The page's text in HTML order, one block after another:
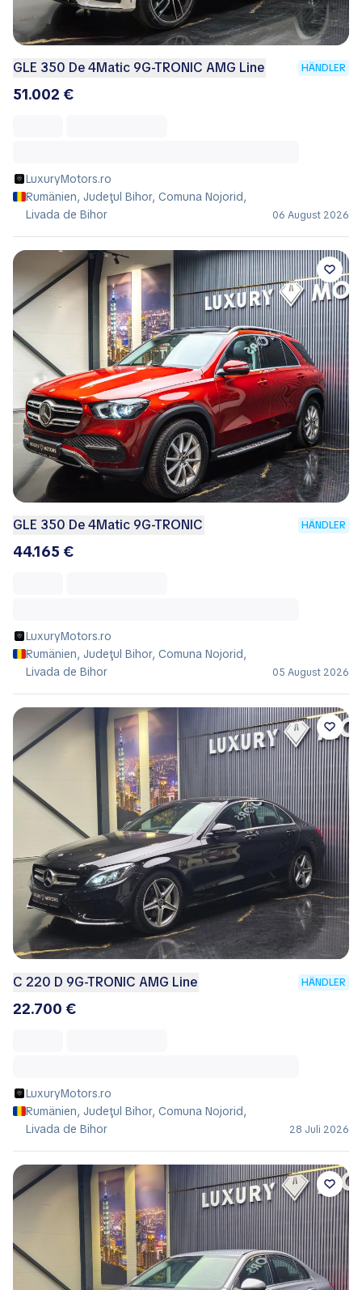
GLE 350 De 4Matic 9G-TRONIC AMG Line HÄNDLER
51.002 €
LuxuryMotors.ro
Rumänien, Judeţul Bihor, Comuna Nojorid,
Livada de Bihor
06 August 2026
GLE 350 De 4Matic 9G-TRONIC HÄNDLER
44.165 €
LuxuryMotors.ro
Rumänien, Judeţul Bihor, Comuna Nojorid,
Livada de Bihor
05 August 2026
C 220 D 9G-TRONIC AMG Line HÄNDLER
22.700 €
LuxuryMotors.ro
Rumänien, Judeţul Bihor, Comuna Nojorid,
Livada de Bihor
28 Juli 2026